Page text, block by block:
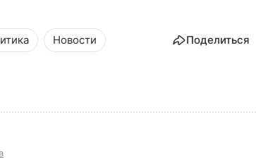
Новости Поделиться